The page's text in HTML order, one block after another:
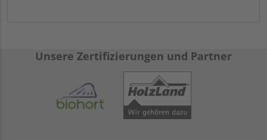
Unsere Zertifizierungen und Partner